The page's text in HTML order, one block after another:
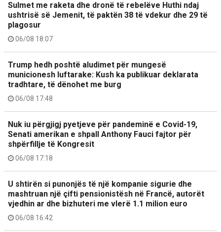
Sulmet me raketa dhe dronë të rebelëve Huthi ndaj
ushtrisë së Jemenit, të paktën 38 të vdekur dhe 29 të
plagosur
06/08 18:07
Trump hedh poshtë aludimet për mungesë
municionesh luftarake: Kush ka publikuar deklarata
tradhtare, të dënohet me burg
06/08 17:48
Nuk iu përgjigj pyetjeve për pandeminë e Covid-19,
Senati amerikan e shpall Anthony Fauci fajtor për
shpërfillje të Kongresit
06/08 17:18
U shtirën si punonjës të një kompanie sigurie dhe
mashtruan një çifti pensionistësh në Francë, autorët
vjedhin ar dhe bizhuteri me vlerë 1.1 milion euro
06/08 16:42